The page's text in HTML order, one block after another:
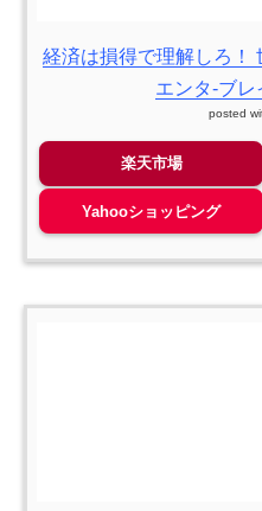
経済は損得で理解しろ！
エンタ-ブレ
posted
楽天市場
Yahooショッピング